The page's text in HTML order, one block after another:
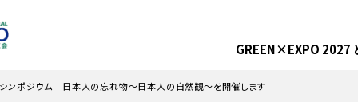
GREEN×EXPO 2027
」シンポジウム 日本人の忘れ物～日本人の自然観～を開催します